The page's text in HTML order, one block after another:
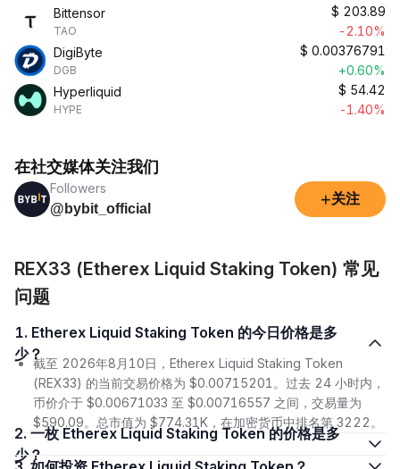
Bittensor
TAO
$ 203.89
-2.10%
DigiByte
DGB
$ 0.00376791
+0.60%
Hyperliquid
HYPE
$ 54.42
-1.40%
在社交媒体关注我们
Followers
@bybit_official
+关注
REX33 (Etherex Liquid Staking Token) 常见
问题
1. Etherex Liquid Staking Token 的今日价格是多
少？
截至 2026年8月10日，Etherex Liquid Staking Token
(REX33) 的当前交易价格为 $0.00715201。过去 24 小时内，
币价介于 $0.00671033 至 $0.00716557 之间，交易量为
$590.09。总市值为 $774.31K，在加密货币中排名第 3222。
2. 一枚 Etherex Liquid Staking Token 的价格是多
少？